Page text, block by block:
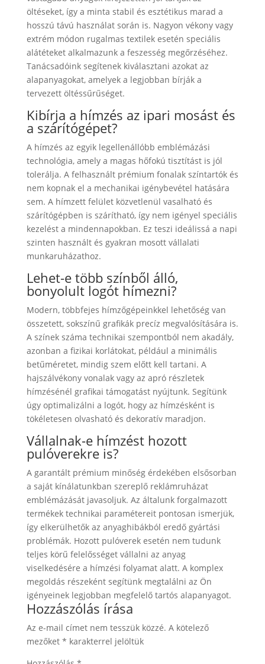
öltéseket, így a minta stabil és esztétikus marad a
hosszú távú használat során is. Nagyon vékony vagy
extrém módon rugalmas textilek esetén speciális
alátéteket alkalmazunk a feszesség megőrzéséhez.
Tanácsadóink segítenek kiválasztani azokat az
alapanyagokat, amelyek a legjobban bírják a
tervezett öltéssűrűséget.
Kibírja a hímzés az ipari mosást és
a szárítógépet?
A hímzés az egyik legellenállóbb emblémázási
technológia, amely a magas hőfokú tisztítást is jól
tolerálja. A felhasznált prémium fonalak színtartók és
nem kopnak el a mechanikai igénybevétel hatására
sem. A hímzett felület közvetlenül vasalható és
szárítógépben is szárítható, így nem igényel speciális
kezelést a mindennapokban. Ez teszi ideálissá a napi
szinten használt és gyakran mosott vállalati
munkaruházathoz.
Lehet-e több színből álló,
bonyolult logót hímezni?
Modern, többfejes hímzőgépeinkkel lehetőség van
összetett, sokszínű grafikák precíz megvalósítására is.
A színek száma technikai szempontból nem akadály,
azonban a fizikai korlátokat, például a minimális
betűméretet, mindig szem előtt kell tartani. A
hajszálvékony vonalak vagy az apró részletek
hímzésénél grafikai támogatást nyújtunk. Segítünk
úgy optimalizálni a logót, hogy az hímzésként is
tökéletesen olvasható és dekoratív maradjon.
Vállalnak-e hímzést hozott
pulóverekre is?
A garantált prémium minőség érdekében elsősorban
a saját kínálatunkban szereplő reklámruházat
emblémázását javasoljuk. Az általunk forgalmazott
termékek technikai paramétereit pontosan ismerjük,
így elkerülhetők az anyaghibákból eredő gyártási
problémák. Hozott pulóverek esetén nem tudunk
teljes körű felelősséget vállalni az anyag
viselkedésére a hímzési folyamat alatt. A komplex
megoldás részeként segítünk megtalálni az Ön
igényeinek legjobban megfelelő tartós alapanyagot.
Hozzászólás írása
Az e-mail címet nem tesszük közzé. A kötelező
mezőket * karakterrel jelöltük